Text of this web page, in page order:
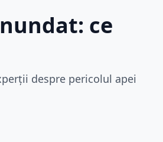
ce
despre pericolul apei